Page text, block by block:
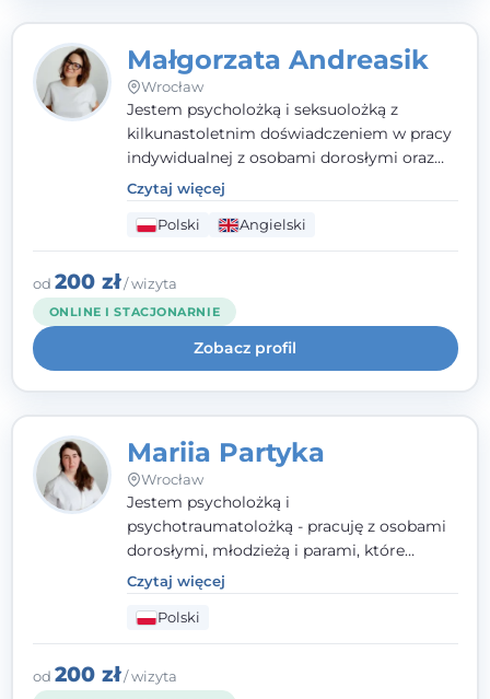
Małgorzata Andreasik
Wrocław
Jestem psycholożką i seksuolożką z
kilkunastoletnim doświadczeniem w pracy
indywidualnej z osobami dorosłymi oraz
parami. Specjalizuję się w obszarze zdrowia
seksualnego, żałoby, kryzysów życiowych i
wypalenia zawodowego. Pracuję w języku
polskim i angielskim, w podejściu
humanistycznym, opartym na
partnerstwie i podmiotowości klienta.
Czytaj więcej
Polski Angielski
od 200 zł/ wizyta
ONLINE I STACJONARNIE
Zobacz profil
Mariia Partyka
Wrocław
Jestem psycholożką i
psychotraumatolożką - pracuję z osobami
dorosłymi, młodzieżą i parami, które
doświadczają kryzysów psychicznych,
traumy, stanów lękowych i trudności
relacyjnych. W pracy kieruję się
uważnością, empatią i głębokim
szacunkiem dla indywidualnej historii
każdego człowieka. Jestem w trakcie
Czytaj więcej
Polski
od 200 zł/ wizyta